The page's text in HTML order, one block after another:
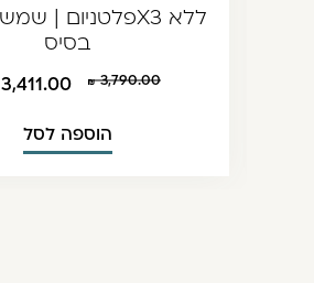
בסיס
3,411.00 3,790.00
הוספה לסל